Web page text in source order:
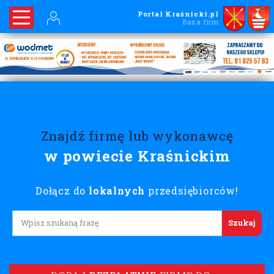
Portal Kraśnicki.pl
Baza firm
Znajdź firmę lub wykonawcę
w powiecie Kraśnickim
Dołącz do lokalnych przedsiębiorców!
Lorem ipsum